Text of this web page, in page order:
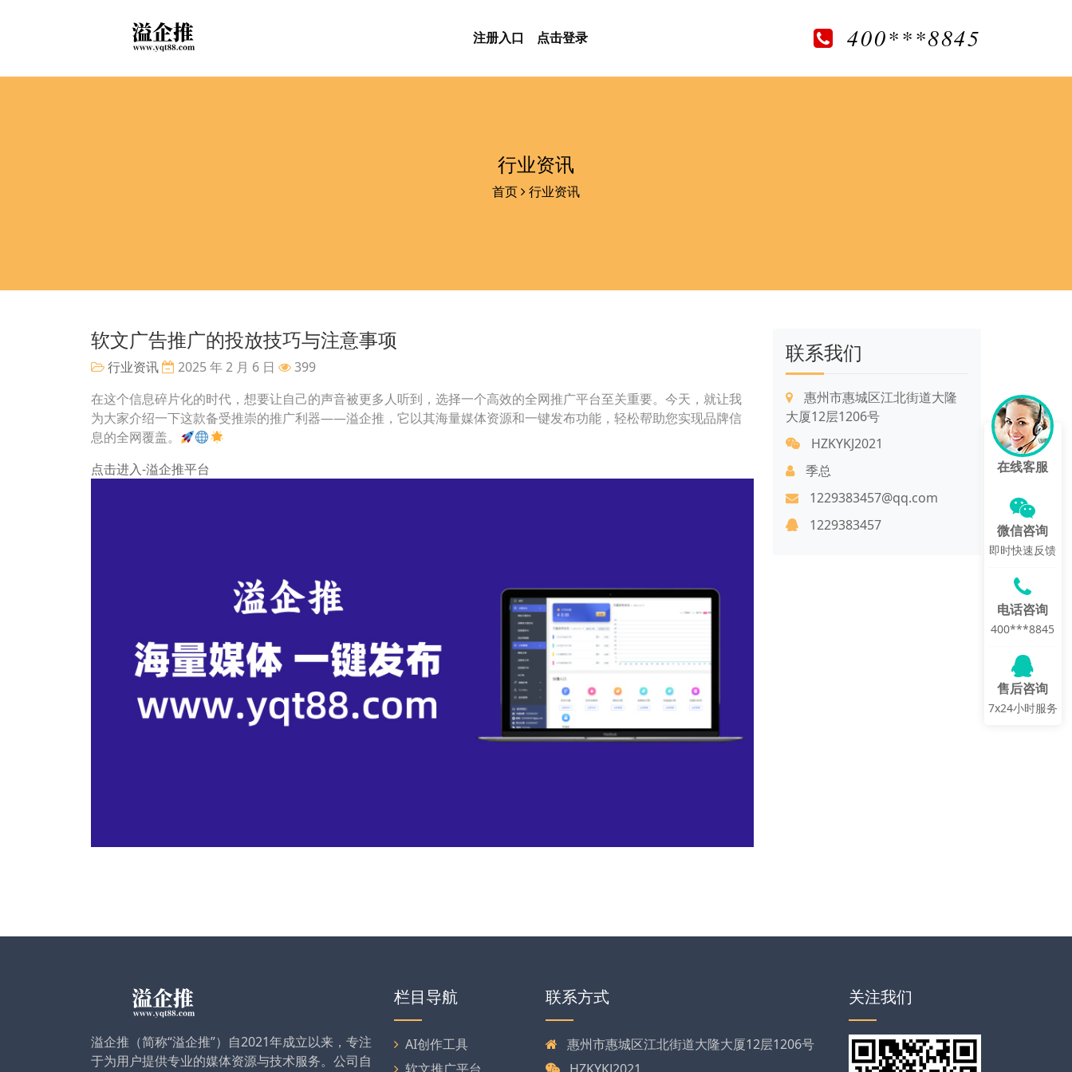
注册入口 点击登录 400***8845
行业资讯
首页 行业资讯
软文广告推广的投放技巧与注意事项
行业资讯 2025 年 2 月 6 日
399
在这个信息碎片化的时代，想要让自己的声音被更多人听到，选择一个高效的全网推广平台至关重要。今天，就让我
为大家介绍一下这款备受推崇的推广利器——溢企推，它以其海量媒体资源和一键发布功能，轻松帮助您实现品牌信
息的全网覆盖。
点击进入-溢企推平台
联系我们
惠州市惠城区江北街道大隆
大厦12层1206号
HZKYKJ2021
季总
1229383457@qq.com
1229383457
溢企推（简称“溢企推”）自2021年成立以来，专注
于为用户提供专业的媒体资源与技术服务。公司自
栏目导航
AI创作工具
联系方式
惠州市惠城区江北街道大隆大厦12层1206号
关注我们
在线客服
微信咨询
即时快速反馈
电话咨询
400***8845
售后咨询
7x24小时服务